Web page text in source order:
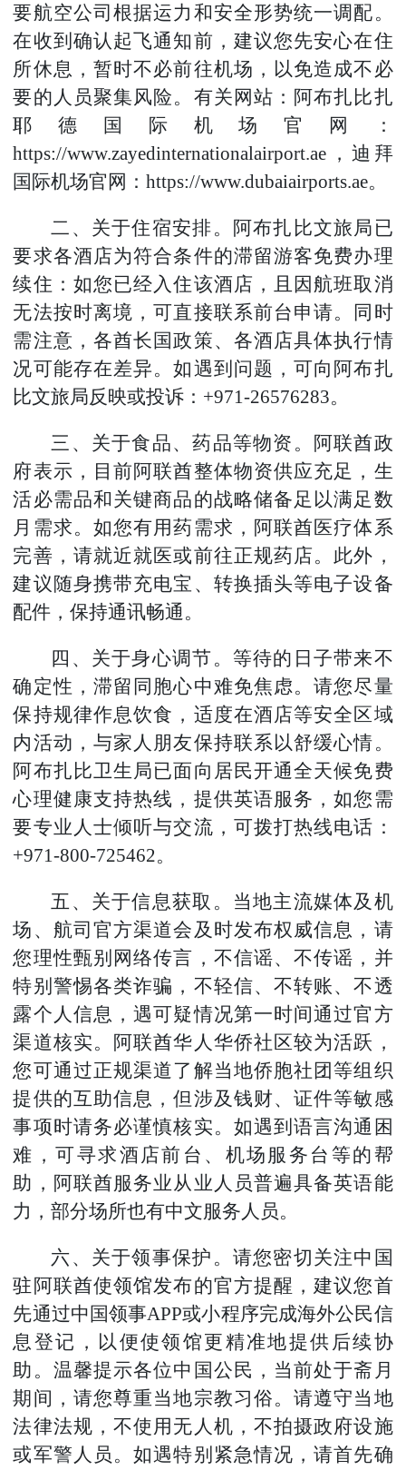
要航空公司根据运力和安全形势统一调配。
在收到确认起飞通知前，建议您先安心在住
所休息，暂时不必前往机场，以免造成不必
要的人员聚集风险。有关网站：阿布扎比扎
耶德国际机场官网：
https://www.zayedinternationalairport.ae，迪拜
国际机场官网：https://www.dubaiairports.ae。
二、关于住宿安排。阿布扎比文旅局已
要求各酒店为符合条件的滞留游客免费办理
续住：如您已经入住该酒店，且因航班取消
无法按时离境，可直接联系前台申请。同时
需注意，各酋长国政策、各酒店具体执行情
况可能存在差异。如遇到问题，可向阿布扎
比文旅局反映或投诉：+971-26576283。
三、关于食品、药品等物资。阿联酋政
府表示，目前阿联酋整体物资供应充足，生
活必需品和关键商品的战略储备足以满足数
月需求。如您有用药需求，阿联酋医疗体系
完善，请就近就医或前往正规药店。此外，
建议随身携带充电宝、转换插头等电子设备
配件，保持通讯畅通。
四、关于身心调节。等待的日子带来不
确定性，滞留同胞心中难免焦虑。请您尽量
保持规律作息饮食，适度在酒店等安全区域
内活动，与家人朋友保持联系以舒缓心情。
阿布扎比卫生局已面向居民开通全天候免费
心理健康支持热线，提供英语服务，如您需
要专业人士倾听与交流，可拨打热线电话：
+971-800-725462。
五、关于信息获取。当地主流媒体及机
场、航司官方渠道会及时发布权威信息，请
您理性甄别网络传言，不信谣、不传谣，并
特别警惕各类诈骗，不轻信、不转账、不透
露个人信息，遇可疑情况第一时间通过官方
渠道核实。阿联酋华人华侨社区较为活跃，
您可通过正规渠道了解当地侨胞社团等组织
提供的互助信息，但涉及钱财、证件等敏感
事项时请务必谨慎核实。如遇到语言沟通困
难，可寻求酒店前台、机场服务台等的帮
助，阿联酋服务业从业人员普遍具备英语能
力，部分场所也有中文服务人员。
六、关于领事保护。请您密切关注中国
驻阿联酋使领馆发布的官方提醒，建议您首
先通过中国领事APP或小程序完成海外公民信
息登记，以便使领馆更精准地提供后续协
助。温馨提示各位中国公民，当前处于斋月
期间，请您尊重当地宗教习俗。请遵守当地
法律法规，不使用无人机，不拍摄政府设施
或军警人员。如遇特别紧急情况，请首先确